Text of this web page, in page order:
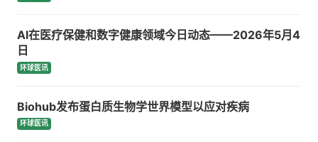
AI在医疗保健和数字健康领域今日动态——2026年5月4
日
环球医讯
Biohub发布蛋白质生物学世界模型以应对疾病
环球医讯